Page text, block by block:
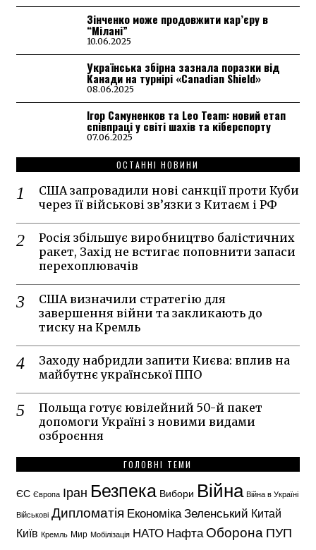
Зінченко може продовжити кар’єру в
“Мілані”
10.06.2025
Українська збірна зазнала поразки від
Канади на турнірі «Canadian Shield»
08.06.2025
Ігор Самуненков та Leo Team: новий етап
співпраці у світі шахів та кіберспорту
07.06.2025
ОСТАННІ НОВИНИ
США запровадили нові санкції проти Куби
через її військові зв’язки з Китаєм і РФ
Росія збільшує виробництво балістичних
ракет, Захід не встигає поповнити запаси
перехоплювачів
США визначили стратегію для
завершення війни та закликають до
тиску на Кремль
Заходу набридли запити Києва: вплив на
майбутнє української ППО
Польща готує ювілейний 50-й пакет
допомоги Україні з новими видами
озброєння
ГОЛОВНІ ТЕМИ
ЄС Європа Іран Безпека Вибори Війна Війна в Україні
Військові Дипломатія ЕкономікаЗеленський Китай
Київ Кремль Мир Мобілізація НАТО НафтаОборона ПУП